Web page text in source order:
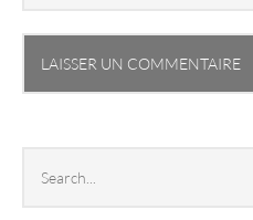
archives